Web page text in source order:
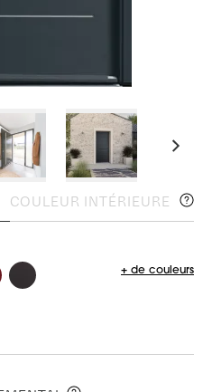
COULEUR INTÉRIEURE
+ de couleurs